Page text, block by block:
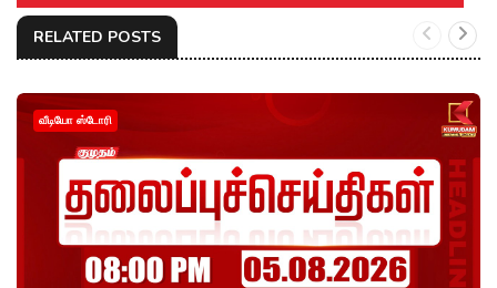
RELATED POSTS
வீடியோ ஸ்டோரி